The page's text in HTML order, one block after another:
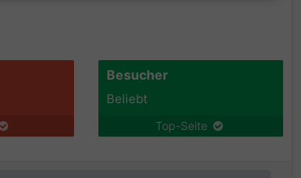
Besucher
Beliebt
Top-Seite